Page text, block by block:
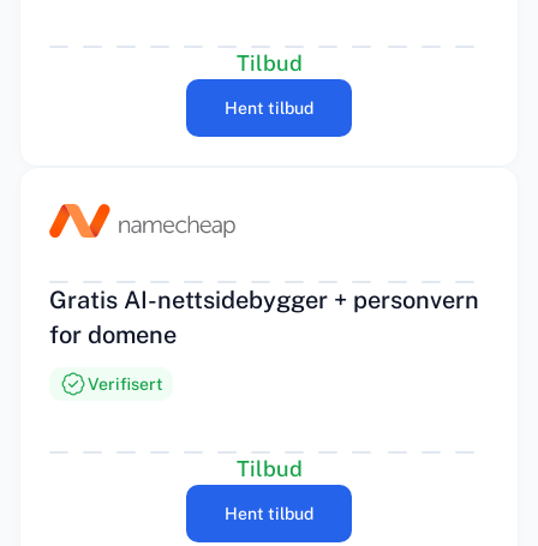
Tilbud
Hent tilbud
Gratis AI-nettsidebygger + personvern
for domene
Verifisert
Tilbud
Hent tilbud